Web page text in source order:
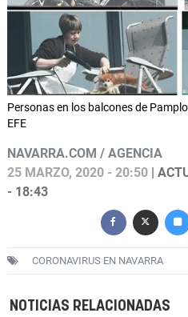
Personas en los balcones de
EFE
NAVARRA.COM / AGENCIA
25 MARZO, 2020 - 20:50 |
- 18:43
CORONAVIRUS EN NAVARRA
NOTICIAS RELACIONADAS